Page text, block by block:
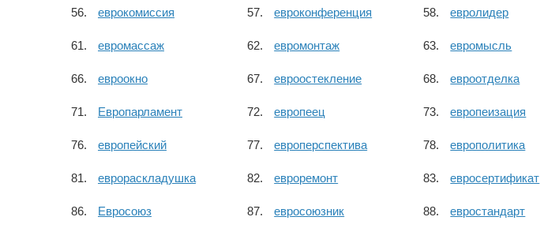
еврокомиссия евроконференция евролидер
евромассаж евромонтаж евромысль
евроокно евроостекление евроотделка
Европарламент европеец европеизация
европейский европерспектива европолитика
еврораскладушка евроремонт евросертификат
Евросоюз евросоюзник евростандарт